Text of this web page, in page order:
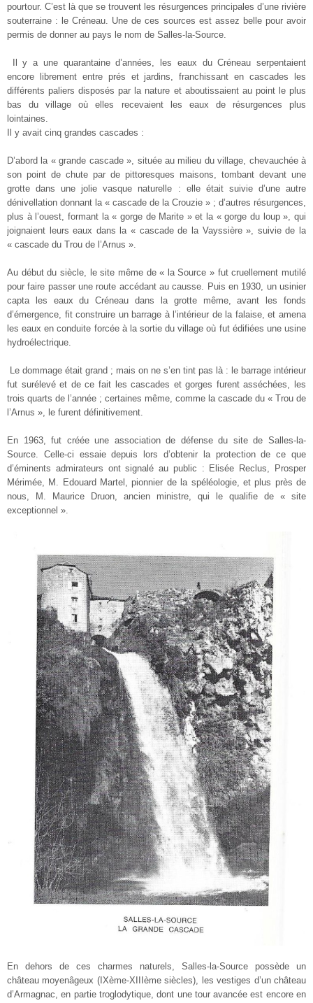
pourtour. C’est là que se trouvent les résurgences principales d’une rivière
souterraine : le Créneau. Une de ces sources est assez belle pour avoir
permis de donner au pays le nom de Salles-la-Source.
Il y a une quarantaine d’années, les eaux du Créneau serpentaient
encore librement entre prés et jardins, franchissant en cascades les
différents paliers disposés par la nature et aboutissaient au point le plus
bas du village où elles recevaient les eaux de résurgences plus
lointaines.
Il y avait cinq grandes cascades :
D’abord la « grande cascade », située au milieu du village, chevauchée à
son point de chute par de pittoresques maisons, tombant devant une
grotte dans une jolie vasque naturelle : elle était suivie d’une autre
dénivellation donnant la « cascade de la Crouzie » ; d’autres résurgences,
plus à l’ouest, formant la « gorge de Marite » et la « gorge du loup », qui
joignaient leurs eaux dans la « cascade de la Vayssière », suivie de la
« cascade du Trou de l’Arnus ».
Au début du siècle, le site même de « la Source » fut cruellement mutilé
pour faire passer une route accédant au causse. Puis en 1930, un usinier
capta les eaux du Créneau dans la grotte même, avant les fonds
d’émergence, fit construire un barrage à l’intérieur de la falaise, et amena
les eaux en conduite forcée à la sortie du village où fut édifiées une usine
hydroélectrique.
Le dommage était grand ; mais on ne s’en tint pas là : le barrage intérieur
fut surélevé et de ce fait les cascades et gorges furent asséchées, les
trois quarts de l’année ; certaines même, comme la cascade du « Trou de
l’Arnus », le furent définitivement.
En 1963, fut créée une association de défense du site de Salles-la-
Source. Celle-ci essaie depuis lors d’obtenir la protection de ce que
d’éminents admirateurs ont signalé au public : Elisée Reclus, Prosper
Mérimée, M. Edouard Martel, pionnier de la spéléologie, et plus près de
nous, M. Maurice Druon, ancien ministre, qui le qualifie de « site
exceptionnel ».
En dehors de ces charmes naturels, Salles-la-Source possède un
château moyenâgeux (IXème-XIIIème siècles), les vestiges d’un château
d’Armagnac, en partie troglodytique, dont une tour avancée est encore en